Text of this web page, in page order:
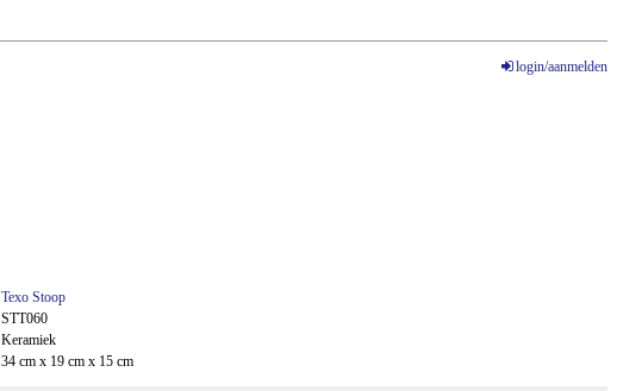
login/aanmelden
Texo Stoop
STT060
Keramiek
34 cm x 19 cm x 15 cm